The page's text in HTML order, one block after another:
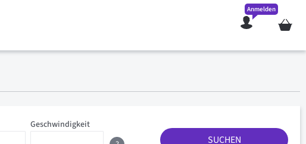
Mein
Anmelden
Geschwindigkeit
SUCHEN